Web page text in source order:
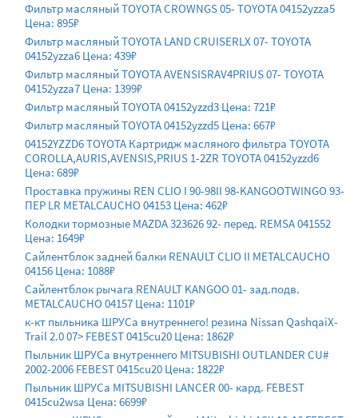
Фильтр масляный TOYOTA CROWNGS 05- TOYOTA 04152yzza5
Цена: 895₽
Фильтр масляный TOYOTA LAND CRUISERLX 07- TOYOTA
04152yzza6 Цена: 439₽
Фильтр масляный TOYOTA AVENSISRAV4PRIUS 07- TOYOTA
04152yzza7 Цена: 1399₽
Фильтр масляный TOYOTA 04152yzzd3 Цена: 721₽
Фильтр масляный TOYOTA 04152yzzd5 Цена: 667₽
04152YZZD6 TOYOTA Картридж масляного фильтра TOYOTA
COROLLA,AURIS,AVENSIS,PRIUS 1-2ZR TOYOTA 04152yzzd6
Цена: 689₽
Проставка пружины REN CLIO I 90-98II 98-KANGOOTWINGO 93-
ПЕР LR METALCAUCHO 04153 Цена: 462₽
Колодки тормозные MAZDA 323626 92- перед. REMSA 041552
Цена: 1649₽
Сайлентблок задней балки RENAULT CLIO II METALCAUCHO
04156 Цена: 1088₽
Сайлентблок рычага RENAULT KANGOO 01- зад.подв.
METALCAUCHO 04157 Цена: 1101₽
к-кт пыльника ШРУСа внутреннего! резина Nissan QashqaiX-
Trail 2.0 07> FEBEST 0415cu20 Цена: 1862₽
Пыльник ШРУСа внутреннего MITSUBISHI OUTLANDER CU#
2002-2006 FEBEST 0415cu20 Цена: 1822₽
Пыльник ШРУСа MITSUBISHI LANCER 00- кард. FEBEST
0415cu2wsa Цена: 6699₽